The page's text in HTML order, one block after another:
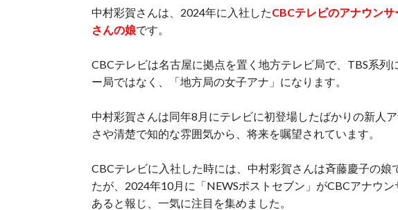
中村彩賀さんは、2024年に入社したCBCテレビのアナウンサ
さんの娘です。
CBCテレビは名古屋に拠点を置く地方テレビ局で、TBS系列
ー局ではなく、「地方局の女子アナ」になります。
中村彩賀さんは同年8月にテレビに初登場したばかりの新人
さや清楚で知的な雰囲気から、将来を嘱望されています。
CBCテレビに入社した時には、中村彩賀さんは斉藤慶子の娘
たが、2024年10月に「NEWSポストセブン」がCBCアナウ
あると報じ、一気に注目を集めました。